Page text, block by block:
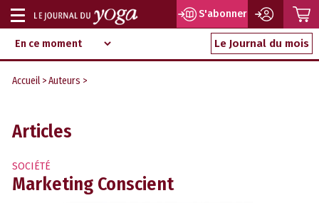
Aller
au
contenu
d‘information
indépendant
Afficher
ou
masquer
navigation
S'abonner
Le Journal du mois
Accueil >Auteurs >
Articles
SOCIÉTÉ
Marketing Conscient